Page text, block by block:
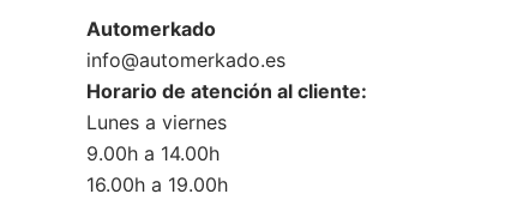
Automerkado
info@automerkado.es
Horario de atención al cliente:
Lunes a viernes
9.00h a 14.00h
16.00h a 19.00h